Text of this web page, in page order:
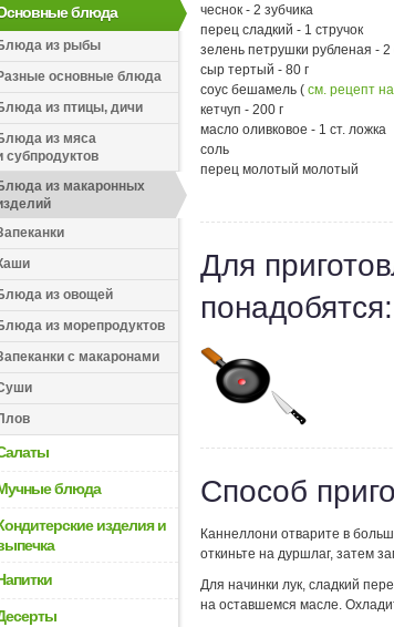
блюда
из рыбы
основные блюда
из птицы, дичи
из мяса
субпродуктов
из макаронных
из овощей
из морепродуктов
с макаронами
блюда
изделия и
чеснок - 2 зубчика
перец сладкий - 1 стручок
зелень петрушки рубленая - 2
сыр тертый - 80 г
соус бешамель ( см. рецепт
кетчуп - 200 г
масло оливковое - 1 ст. ложка
соль
перец молотый молотый
Для
понадобятся:
Способ
Каннеллони отварите в
откиньте на дуршлаг, затем
Для начинки лук, сладкий
на оставшемся масле.